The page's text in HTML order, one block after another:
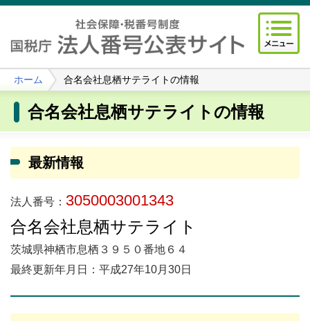
ホーム 合名会社息栖サテライトの情報
合名会社息栖サテライトの情報
最新情報
法人番号： 3050003001343
合名会社息栖サテライト
茨城県神栖市息栖３９５０番地６４
最終更新年月日：平成27年10月30日